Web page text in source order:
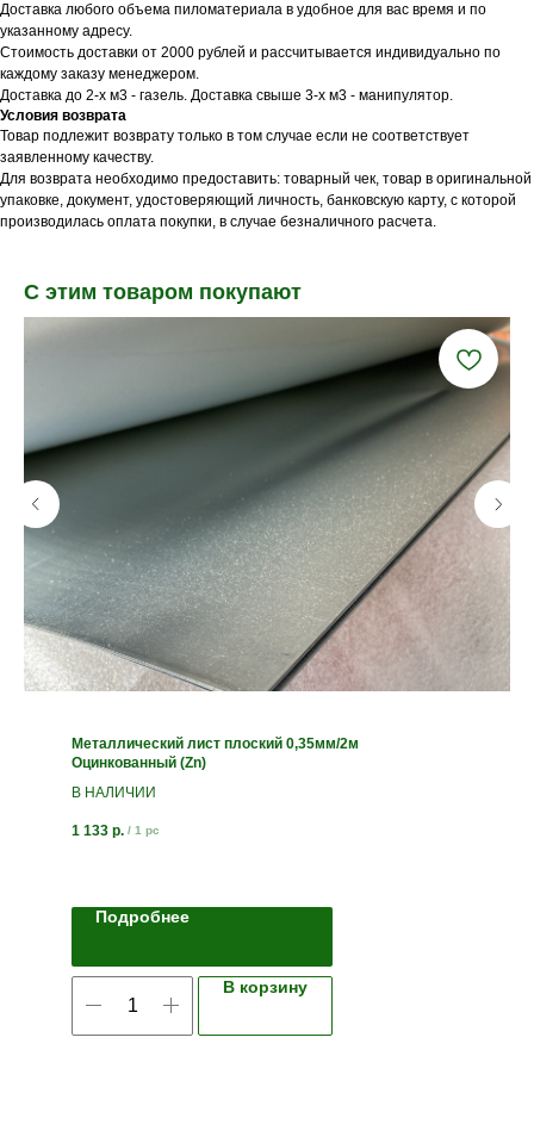
Доставка любого объема пиломатериала в удобное для вас время и по
указанному адресу.
Стоимость доставки от 2000 рублей и рассчитывается индивидуально по
каждому заказу менеджером.
Доставка до 2-х м3 - газель. Доставка свыше 3-х м3 - манипулятор.
Условия возврата
Товар подлежит возврату только в том случае если не соответствует
заявленному качеству.
Для возврата необходимо предоставить: товарный чек, товар в оригинальной
упаковке, документ, удостоверяющий личность, банковскую карту, с которой
производилась оплата покупки, в случае безналичного расчета.
С этим товаром покупают
Металлический лист плоский 0,35мм/2м
Оцинкованный (Zn)
В НАЛИЧИИ
1 133 р. / 1 pc
Подробнее
В корзину